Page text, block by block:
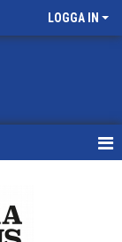
LOGGA IN